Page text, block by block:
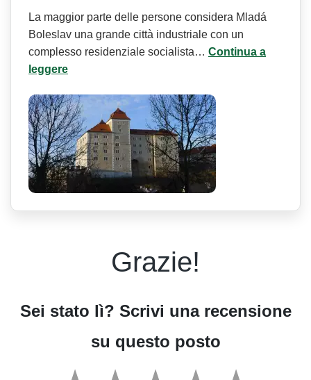
La maggior parte delle persone considera Mladá
Boleslav una grande città industriale con un
complesso residenziale socialista… Continua a
leggere
Grazie!
Sei stato lì? Scrivi una recensione
su questo posto